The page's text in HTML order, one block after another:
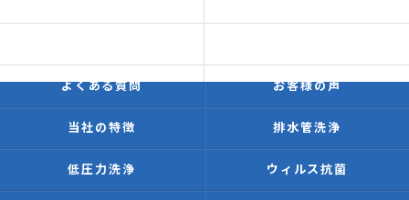
よくある質問 お客様の声
当社の特徴 排水管洗浄
低圧力洗浄 ウィルス抗菌